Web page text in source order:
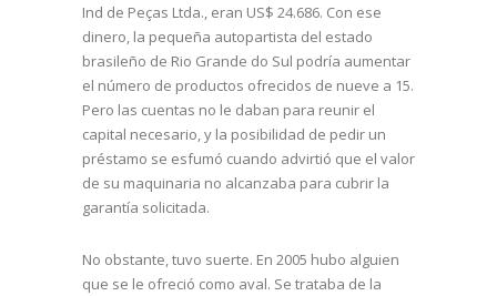
Ind de Peças Ltda., eran US$ 24.686. Con ese
dinero, la pequeña autopartista del estado
brasileño de Rio Grande do Sul podría aumentar
el número de productos ofrecidos de nueve a 15.
Pero las cuentas no le daban para reunir el
capital necesario, y la posibilidad de pedir un
préstamo se esfumó cuando advirtió que el valor
de su maquinaria no alcanzaba para cubrir la
garantía solicitada.
No obstante, tuvo suerte. En 2005 hubo alguien
que se le ofreció como aval. Se trataba de la